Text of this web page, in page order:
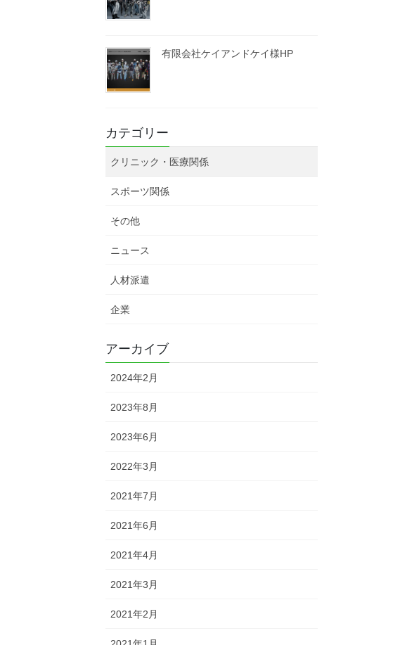
有限会社ケイアンドケイ様HP
カテゴリー
クリニック・医療関係
スポーツ関係
その他
ニュース
人材派遣
企業
アーカイブ
2024年2月
2023年8月
2023年6月
2022年3月
2021年7月
2021年6月
2021年4月
2021年3月
2021年2月